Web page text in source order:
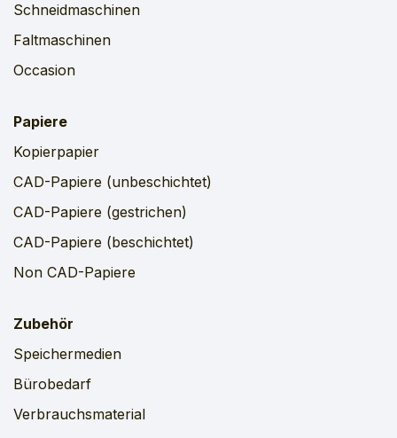
Schneidmaschinen
Faltmaschinen
Occasion
Papiere
Kopierpapier
CAD-Papiere (unbeschichtet)
CAD-Papiere (gestrichen)
CAD-Papiere (beschichtet)
Non CAD-Papiere
Zubehör
Speichermedien
Bürobedarf
Verbrauchsmaterial